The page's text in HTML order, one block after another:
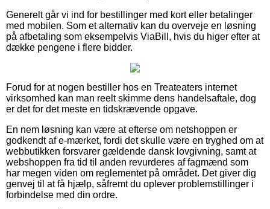
Generelt går vi ind for bestillinger med kort eller betalinger
med mobilen. Som et alternativ kan du overveje en løsning
på afbetaling som eksempelvis ViaBill, hvis du higer efter at
dække pengene i flere bidder.
Forud for at nogen bestiller hos en Treateaters internet
virksomhed kan man reelt skimme dens handelsaftale, dog
er det for det meste en tidskrævende opgave.
En nem løsning kan være at efterse om netshoppen er
godkendt af e-mærket, fordi det skulle være en tryghed om at
webbutikken forsvarer gældende dansk lovgivning, samt at
webshoppen fra tid til anden revurderes af fagmænd som
har megen viden om reglementet på området. Det giver dig
genvej til at få hjælp, såfremt du oplever problemstillinger i
forbindelse med din ordre.